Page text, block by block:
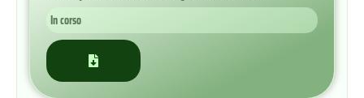
Regolamento contributi per sostegno
malattie particolarmente gravi 2026
In corso